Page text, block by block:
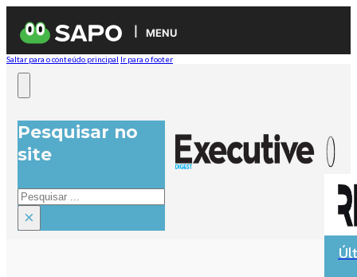
MENU
Saltar para o conteúdo principal Ir para o footer
Pesquisar no
site
Pesquisar
×